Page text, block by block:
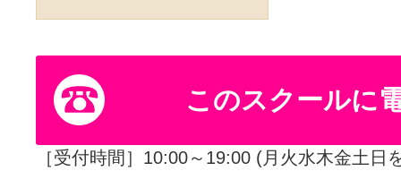
このスクールに
［受付時間］10:00～19:00 (月火水木金土日